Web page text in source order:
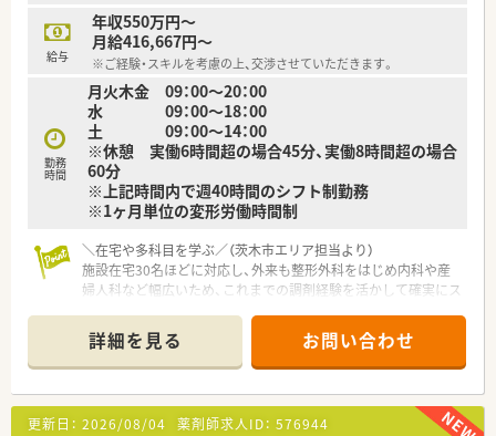
【職場環境と雰囲気】
■店舗には常勤薬剤師4名とパート薬剤師2名が在籍しており、
常時2名から4名の手厚い体制でゆとりを持って勤務できます。
■土曜日も薬剤師3名と事務スタッフ1名から2名体制で稼働し
ているため、一人薬剤師になる時間がなく質問しやすい環境で
す。
■会社の利益よりもまず患者様を第一に考える理念が浸透して
おり、スタッフ同士がボトムアップで意見を出し合える職場で
す。
給与
年収550万円～
月給416,667円～
※ご経験・スキルを考慮の上、交渉させていただきます。
勤務
時間
月火木金 09：00～20：00
水 09：00～18：00
土 09：00～14：00
※休憩 実働6時間超の場合45分、実働8時間超の場合
60分
※上記時間内で週40時間のシフト制勤務
※1ヶ月単位の変形労働時間制
＼在宅や多科目を学ぶ／（茨木市エリア担当より）
施設在宅30名ほどに対応し、外来も整形外科をはじめ内科や産
婦人科など幅広いため、これまでの調剤経験を活かして確実にス
＊------------------------------------------＊
【店舗情報と応需状況について】
■阪急京都本線の茨木市駅から徒歩で3分ほどの場所に位置して
おり、天候が悪い日でもストレスなく毎日の通勤が可能です。
■近隣の複数のクリニックより内科や産科および婦人科をはじ
め、皮膚科や整形外科、外科など多岐にわたる科目を応需しま
詳細を見る お問い合わせ
更新日： 2026/08/04 薬剤師求人ID： 576944